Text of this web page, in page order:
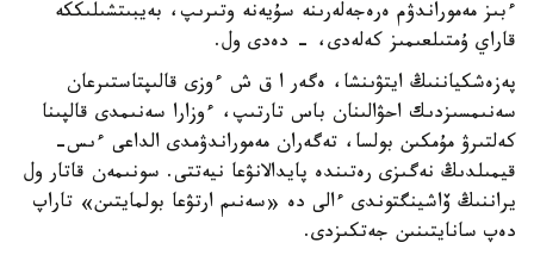
ءبىز مەموراندۋم ەرەجەلەرىنە سۇيەنە وتىرىپ، بەيبىتشىلىككە
قاراي ۇمتىلعىمىز كەلەدى، - دەدى ول.
پەزەشكياننىڭ ايتۋىنشا، ەگەر ا ق ش ءوزى قالىپتاستىرعان
سەنىمسىزدىك احۋالىنان باس تارتىپ، ءوزارا سەنىمدى قالپىنا
كەلتىرۋ مۇمكىن بولسا، تەگەران مەموراندۋمدى الداعى ءىس-
قيمىلدىڭ نەگىزى رەتىندە پايدالانۋعا نيەتتى. سونىمەن قاتار ول
يراننىڭ ۆاشينگتوندى ءالى دە «سەنىم ارتۋعا بولمايتىن» تاراپ
دەپ سانايتىنىن جەتكىزدى.